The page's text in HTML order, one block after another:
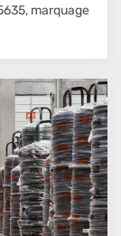
marquage